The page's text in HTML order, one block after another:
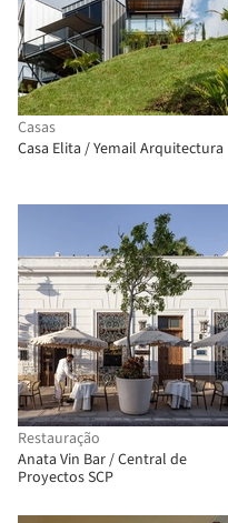
Casas
Casa Elita / Yemail Arquitectura
Restauração
Anata Vin Bar / Central de
Proyectos SCP